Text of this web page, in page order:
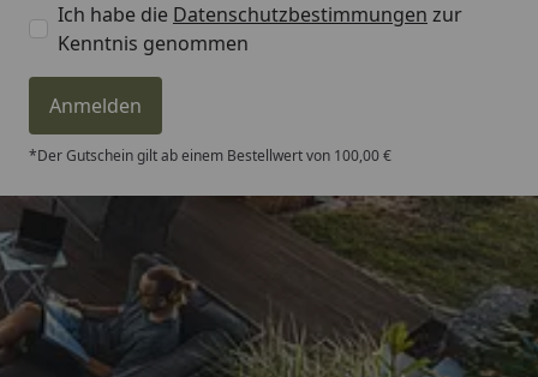
Ich habe die Datenschutzbestimmungen zur
Kenntnis genommen
Anmelden
*Der Gutschein gilt ab einem Bestellwert von 100,00 €
Trusted Shops
4,81/ 5